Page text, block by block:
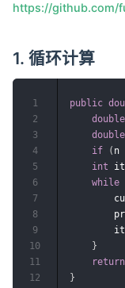
https://github.com/
1. 循环计算
public
double
double
if
( n
int
while
}
return
}
1
2
3
4
5
6
7
8
9
10
11
12